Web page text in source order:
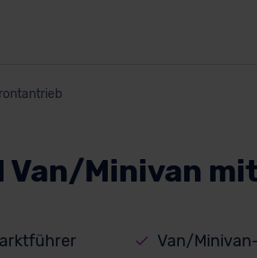
Van/Minivan
Van/